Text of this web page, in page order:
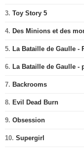
3. Toy Story 5
4. Des Minions et des
5. La Bataille de Gaulle -
6. La Bataille de Gaulle -
7. Backrooms
8. Evil Dead Burn
9. Obsession
10. Supergirl